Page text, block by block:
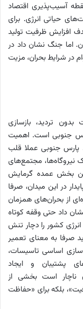
آسیب‌پذیری اقتصاد
حیاتی انرژی. برای
افزایش ظرفیت تولید
اما جنگ نشان داد در
در شرایط بحران، مزیت
تردید، بازسازی
جنوبی است. اهمیت
پارس جنوبی عملا قلب
نیروگاه‌ها، مجتمع‌های
بخش عمده گرمایش
در این میدان، صرفا
از بحران‌های همزمان
داد حتی وقفه کوتاه
انرژی کشور را دچار تنش
صرفا به معنای تعمیر
اساسی تاسیسات،
پشتیبان و ایجاد
ناچار است بخشی از
بلکه برای «حفاظت